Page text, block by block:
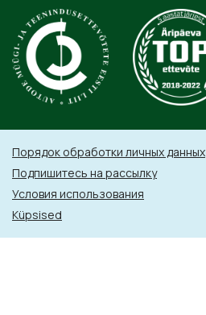
Порядок обработки личных данных
Подпишитесь на рассылку
Условия использования
Küpsised